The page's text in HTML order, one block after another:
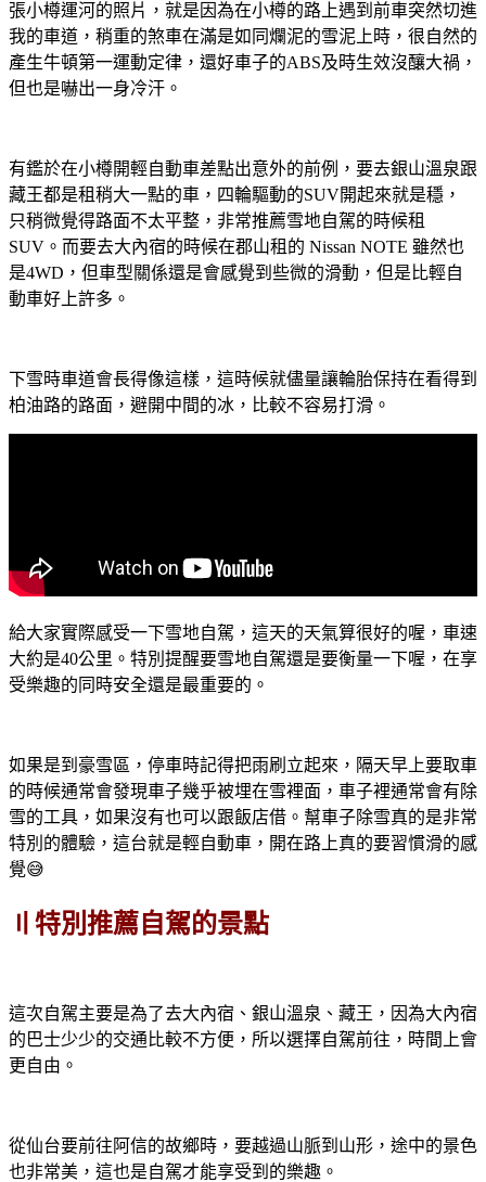
張小樽運河的照片，就是因為在小樽的路上遇到前車突然切進
我的車道，稍重的煞車在滿是如同爛泥的雪泥上時，很自然的
產生牛頓第一運動定律，還好車子的ABS及時生效沒釀大禍，
但也是嚇出一身冷汗。
有鑑於在小樽開輕自動車差點出意外的前例，要去銀山溫泉跟
藏王都是租稍大一點的車，四輪驅動的SUV開起來就是穩，
只稍微覺得路面不太平整，非常推薦雪地自駕的時候租
SUV。而要去大內宿的時候在郡山租的 Nissan NOTE 雖然也
是4WD，但車型關係還是會感覺到些微的滑動，但是比輕自
動車好上許多。
下雪時車道會長得像這樣，這時候就儘量讓輪胎保持在看得到
柏油路的路面，避開中間的冰，比較不容易打滑。
給大家實際感受一下雪地自駕，這天的天氣算很好的喔，車速
大約是40公里。特別提醒要雪地自駕還是要衡量一下喔，在享
受樂趣的同時安全還是最重要的。
如果是到豪雪區，停車時記得把雨刷立起來，隔天早上要取車
的時候通常會發現車子幾乎被埋在雪裡面，車子裡通常會有除
雪的工具，如果沒有也可以跟飯店借。幫車子除雪真的是非常
特別的體驗，這台就是輕自動車，開在路上真的要習慣滑的感
覺😅
〢特別推薦自駕的景點
這次自駕主要是為了去大內宿、銀山溫泉、藏王，因為大內宿
的巴士少少的交通比較不方便，所以選擇自駕前往，時間上會
更自由。
從仙台要前往阿信的故鄉時，要越過山脈到山形，途中的景色
也非常美，這也是自駕才能享受到的樂趣。